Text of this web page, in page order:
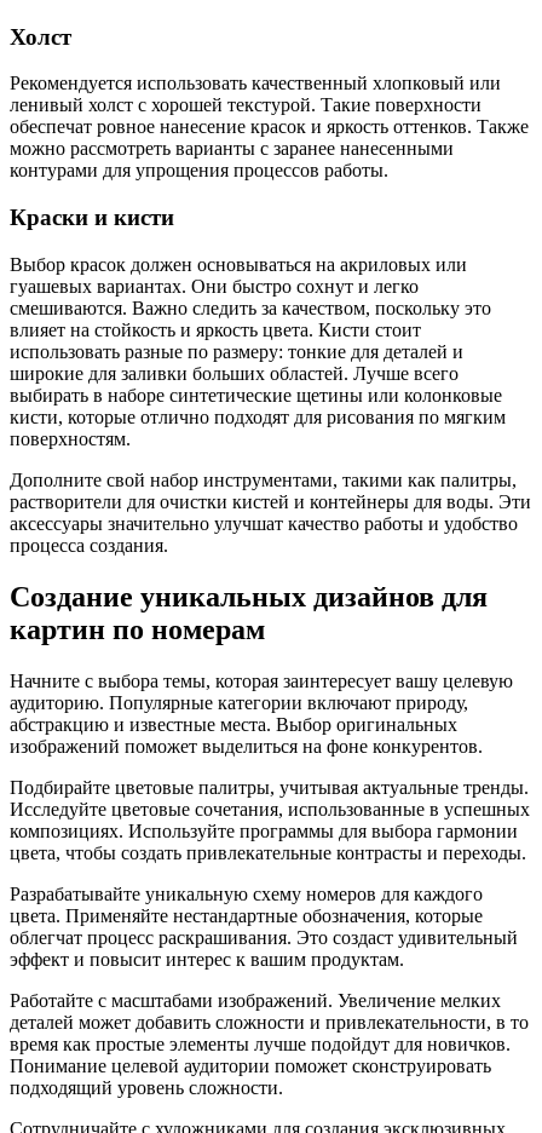
Холст
Рекомендуется использовать качественный хлопковый или
ленивый холст с хорошей текстурой. Такие поверхности
обеспечат ровное нанесение красок и яркость оттенков. Также
можно рассмотреть варианты с заранее нанесенными
контурами для упрощения процессов работы.
Краски и кисти
Выбор красок должен основываться на акриловых или
гуашевых вариантах. Они быстро сохнут и легко
смешиваются. Важно следить за качеством, поскольку это
влияет на стойкость и яркость цвета. Кисти стоит
использовать разные по размеру: тонкие для деталей и
широкие для заливки больших областей. Лучше всего
выбирать в наборе синтетические щетины или колонковые
кисти, которые отлично подходят для рисования по мягким
поверхностям.
Дополните свой набор инструментами, такими как палитры,
растворители для очистки кистей и контейнеры для воды. Эти
аксессуары значительно улучшат качество работы и удобство
процесса создания.
Создание уникальных дизайнов для
картин по номерам
Начните с выбора темы, которая заинтересует вашу целевую
аудиторию. Популярные категории включают природу,
абстракцию и известные места. Выбор оригинальных
изображений поможет выделиться на фоне конкурентов.
Подбирайте цветовые палитры, учитывая актуальные тренды.
Исследуйте цветовые сочетания, использованные в успешных
композициях. Используйте программы для выбора гармонии
цвета, чтобы создать привлекательные контрасты и переходы.
Разрабатывайте уникальную схему номеров для каждого
цвета. Применяйте нестандартные обозначения, которые
облегчат процесс раскрашивания. Это создаст удивительный
эффект и повысит интерес к вашим продуктам.
Работайте с масштабами изображений. Увеличение мелких
деталей может добавить сложности и привлекательности, в то
время как простые элементы лучше подойдут для новичков.
Понимание целевой аудитории поможет сконструировать
подходящий уровень сложности.
Сотрудничайте с художниками для создания эксклюзивных